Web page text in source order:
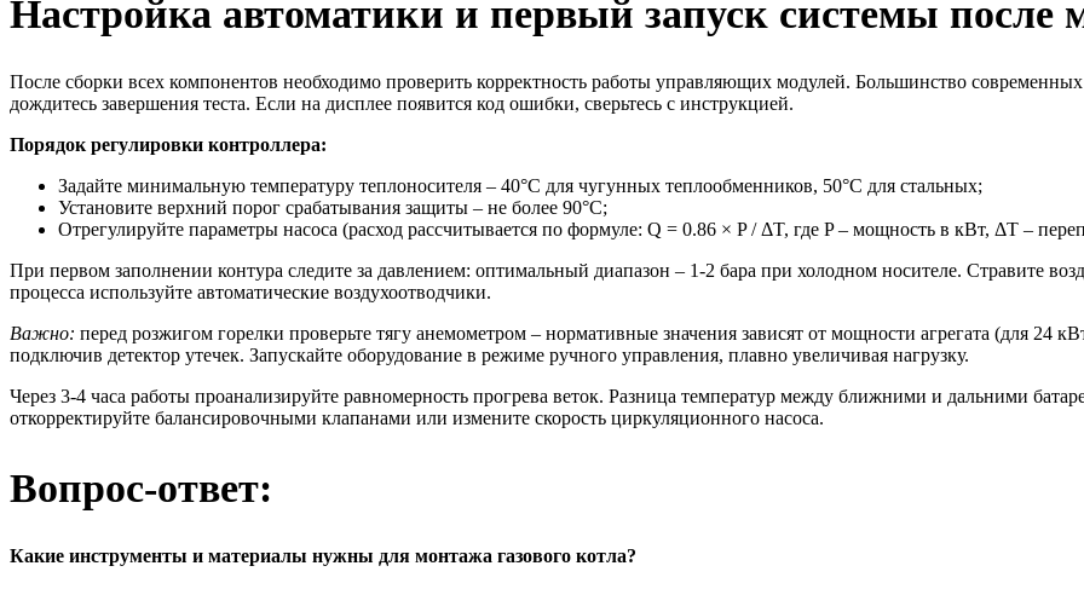
Настройка автоматики и первый запуск системы после
После сборки всех компонентов необходимо проверить корректность работы управляющих модулей. Большинство
дождитесь завершения теста. Если на дисплее появится код ошибки, сверьтесь с инструкцией.
Порядок регулировки контроллера:
Задайте минимальную температуру теплоносителя – 40°C для чугунных теплообменников, 50°C для стальных;
Установите верхний порог срабатывания защиты – не более 90°C;
Отрегулируйте параметры насоса (расход рассчитывается по формуле: Q = 0.86 × P / ΔT, где P – мощность в кВт, ΔT –
При первом заполнении контура следите за давлением: оптимальный диапазон – 1-2 бара при холодном носителе. Стравите
процесса используйте автоматические воздухоотводчики.
Важно: перед розжигом горелки проверьте тягу анемометром – нормативные значения зависят от мощности агрегата (для 24
подключив детектор утечек. Запускайте оборудование в режиме ручного управления, плавно увеличивая нагрузку.
Через 3-4 часа работы проанализируйте равномерность прогрева веток. Разница температур между ближними и дальними
откорректируйте балансировочными клапанами или измените скорость циркуляционного насоса.
Вопрос-ответ:
Какие инструменты и материалы нужны для монтажа газового котла?